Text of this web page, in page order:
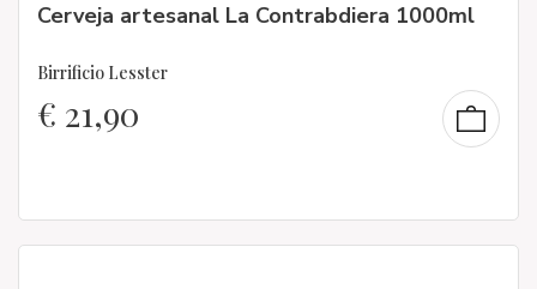
Cerveja artesanal La Contrabdiera 1000ml
Birrificio Lesster
€ 21,90